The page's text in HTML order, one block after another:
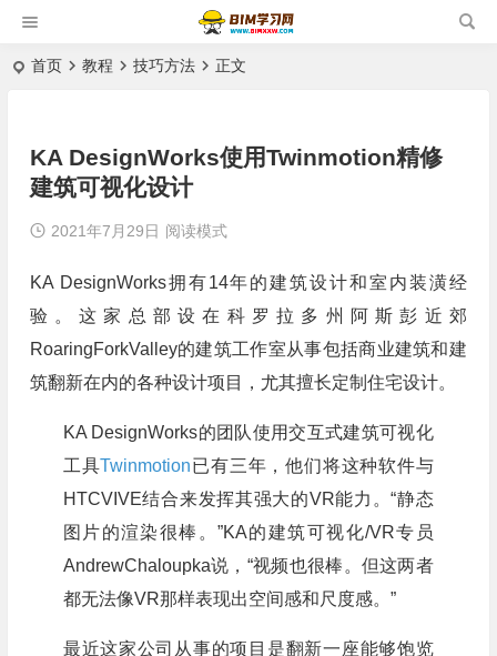
首页 教程 技巧方法 正文
KA DesignWorks使用Twinmotion精修
建筑可视化设计
2021年7月29日 阅读模式
KA DesignWorks拥有14年的建筑设计和室内装潢经
验。这家总部设在科罗拉多州阿斯彭近郊
RoaringForkValley的建筑工作室从事包括商业建筑和建
筑翻新在内的各种设计项目，尤其擅长定制住宅设计。
KA DesignWorks的团队使用交互式建筑可视化
工具Twinmotion已有三年，他们将这种软件与
HTCVIVE结合来发挥其强大的VR能力。“静态
图片的渲染很棒。”KA的建筑可视化/VR专员
AndrewChaloupka说，“视频也很棒。但这两者
都无法像VR那样表现出空间感和尺度感。”
最近这家公司从事的项目是翻新一座能够饱览